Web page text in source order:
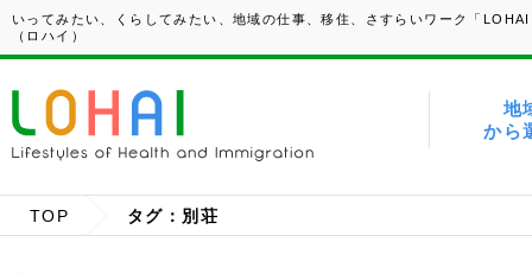
いってみたい、くらしてみたい、地域の仕事、移住、さすらいワーク「
（ロハイ）
地
から
TOP タグ：別荘